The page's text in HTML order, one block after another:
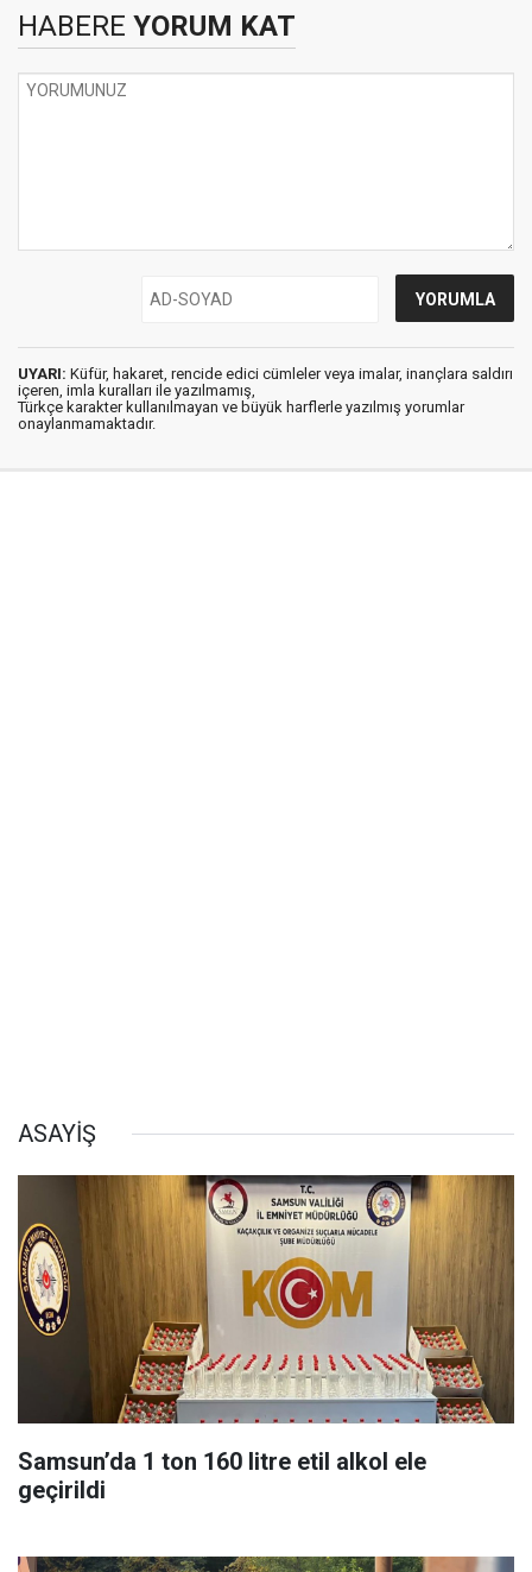
HABERE YORUM KAT
UYARI: Küfür, hakaret, rencide edici cümleler veya imalar, inançlara saldırı
içeren, imla kuralları ile yazılmamış,
Türkçe karakter kullanılmayan ve büyük harflerle yazılmış yorumlar
onaylanmamaktadır.
ASAYİŞ
Samsun’da 1 ton 160 litre etil alkol ele
geçirildi